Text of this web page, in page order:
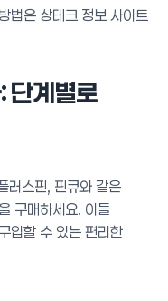
법은 상테크 정보 사이트
단계별로
러스핀, 핀큐와 같은
구매하세요. 이들
입할 수 있는 편리한